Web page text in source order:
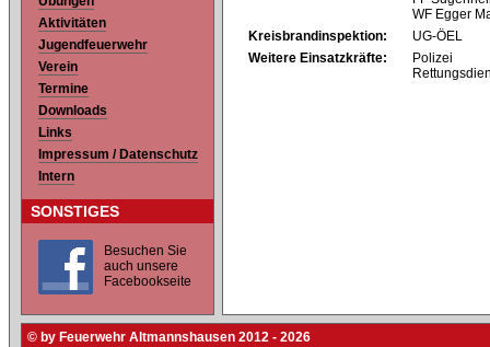
Aktivitäten
Jugendfeuerwehr
Verein
Termine
Downloads
Links
Impressum / Datenschutz
Intern
SONSTIGES
Besuchen Sie
auch unsere
Facebookseite
WF Egger
Kreisbrandinspektion:
UG-ÖEL
Weitere Einsatzkräfte:
Polizei
© by Feuerwehr Altmannshausen 2012 - 2026